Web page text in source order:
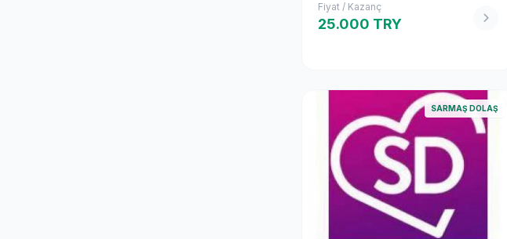
Fiyat / Kazanç
25.000 TRY
SARMAŞ DOLAŞ